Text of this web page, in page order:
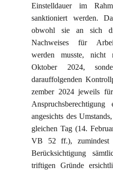
Einstelldauer im
sanktioniert werden.
obwohl sie an sich
Nachweises für
werden musste, nicht
Oktober 2024,
darauffolgenden
zember 2024 jeweils
angesichts des
gleichen Tag (14.
VB 52 ff.), zumindest
Berücksichtigung
triftigen Gründe